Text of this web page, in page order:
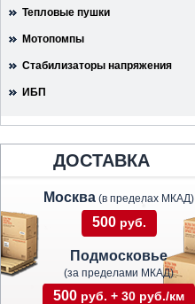
Тепловые пушки
Мотопомпы
Стабилизаторы напряжения
ИБП
ДОСТАВКА
Москва (в пределах МКАД)
500 руб.
Подмосковье
(за пределами МКАД)
500 руб. + 30 руб./км